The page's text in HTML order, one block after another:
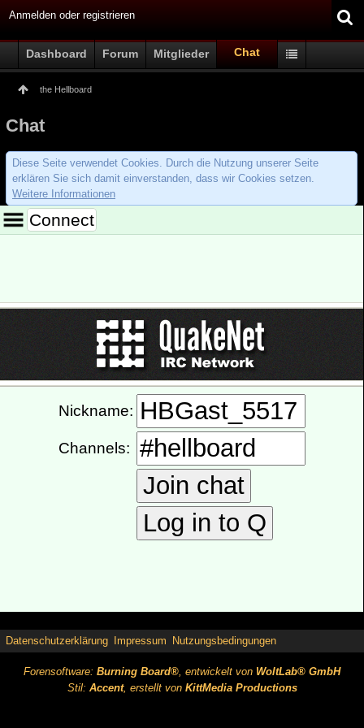
Anmelden oder registrieren
Dashboard Forum Mitglieder Chat
the Hellboard
Chat
Diese Seite verwendet Cookies. Durch die Nutzung unserer Seite
erklären Sie sich damit einverstanden, dass wir Cookies setzen.
Weitere Informationen
Datenschutzerklärung Impressum Nutzungsbedingungen
Forensoftware: Burning Board®, entwickelt von WoltLab® GmbH
Stil: Accent, erstellt von KittMedia Productions